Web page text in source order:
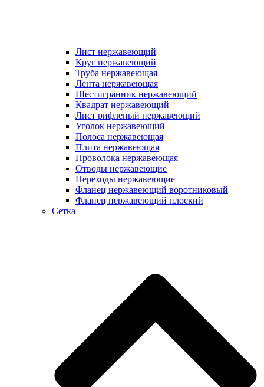
Лист нержавеющий
Круг нержавеющий
Труба нержавеющая
Лента нержавеющая
Шестигранник нержавеющий
Квадрат нержавеющий
Лист рифленый нержавеющий
Уголок нержавеющий
Полоса нержавеющая
Плита нержавеющая
Проволока нержавеющая
Отводы нержавеющие
Переходы нержавеющие
Фланец нержавеющий воротниковый
Фланец нержавеющий плоский
Сетка